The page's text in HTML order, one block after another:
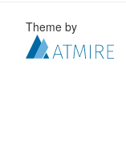
Theme by